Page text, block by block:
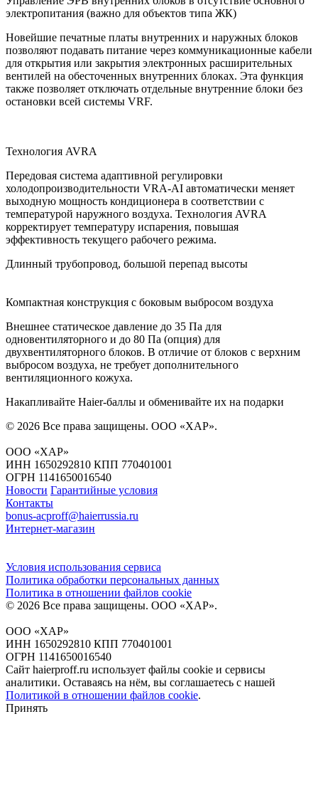
электропитания (важно для объектов типа ЖК)
Новейшие печатные платы внутренних и наружных блоков
позволяют подавать питание через коммуникационные кабели
для открытия или закрытия электронных расширительных
вентилей на обесточенных внутренних блоках. Эта функция
также позволяет отключать отдельные внутренние блоки без
остановки всей системы VRF.
Технология AVRA
Передовая система адаптивной регулировки
холодопроизводительности VRA-AI автоматически меняет
выходную мощность кондиционера в соответствии с
температурой наружного воздуха. Технология AVRA
корректирует температуру испарения, повышая
эффективность текущего рабочего режима.
Длинный трубопровод, большой перепад высоты
Компактная конструкция с боковым выбросом воздуха
Внешнее статическое давление до 35 Па для
одновентиляторного и до 80 Па (опция) для
двухвентиляторного блоков. В отличие от блоков с верхним
выбросом воздуха, не требует дополнительного
вентиляционного кожуха.
Накапливайте Haier-баллы и обменивайте их на подарки
© 2026 Все права защищены. ООО «ХАР».
ООО «ХАР»
ИНН 1650292810 КПП 770401001
ОГРН 1141650016540
Новости Гарантийные условия
Контакты
bonus-acproff@haierrussia.ru
Интернет-магазин
Условия использования сервиса
Политика обработки персональных данных
Политика в отношении файлов сookie
© 2026 Все права защищены. ООО «ХАР».
ООО «ХАР»
ИНН 1650292810 КПП 770401001
ОГРН 1141650016540
Сайт haierproff.ru использует файлы сookie и сервисы
аналитики. Оставаясь на нём, вы соглашаетесь с нашей
Политикой в отношении файлов сookie.
Принять